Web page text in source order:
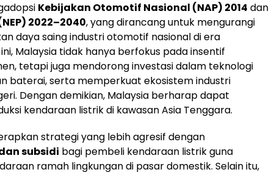
Kebijakan Otomotif Nasional (NAP) 2014 dan
2022–2040, yang dirancang untuk mengurangi
daya saing industri otomotif nasional di era
Malaysia tidak hanya berfokus pada insentif
tetapi juga mendorong investasi dalam teknologi
baterai, serta memperkuat ekosistem industri
Dengan demikian, Malaysia berharap dapat
kendaraan listrik di kawasan Asia Tenggara.
strategi yang lebih agresif dengan
subsidi bagi pembeli kendaraan listrik guna
ramah lingkungan di pasar domestik. Selain itu,